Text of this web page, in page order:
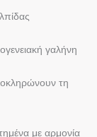
γαλήνη
τη
με αρμονία